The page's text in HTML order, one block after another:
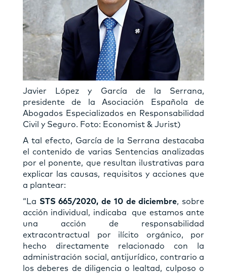
Javier López y García de la Serrana,
presidente de la Asociación Española de
Abogados Especializados en Responsabilidad
Civil y Seguro. Foto: Economist & Jurist)
A tal efecto, García de la Serrana destacaba
el contenido de varias Sentencias analizadas
por el ponente, que resultan ilustrativas para
explicar las causas, requisitos y acciones que
a plantear:
“La STS 665/2020, de 10 de diciembre, sobre
acción individual, indicaba que estamos ante
una acción de responsabilidad
extracontractual por ilícito orgánico, por
hecho directamente relacionado con la
administración social, antijurídico, contrario a
los deberes de diligencia o lealtad, culposo o